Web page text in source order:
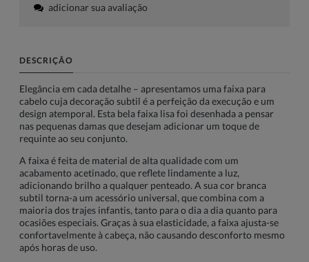
adicionar sua avaliação
DESCRIÇÃO
Elegância em cada detalhe – apresentamos uma faixa para
cabelo cuja decoração subtil é a perfeição da execução e um
design atemporal. Esta bela faixa lisa foi desenhada a pensar
nas pequenas damas que desejam adicionar um toque de
requinte ao seu conjunto.
A faixa é feita de material de alta qualidade com um
acabamento acetinado, que reflete lindamente a luz,
adicionando brilho a qualquer penteado. A sua cor branca
subtil torna-a um acessório universal, que combina com a
maioria dos trajes infantis, tanto para o dia a dia quanto para
ocasiões especiais. Graças à sua elasticidade, a faixa ajusta-se
confortavelmente à cabeça, não causando desconforto mesmo
após horas de uso.